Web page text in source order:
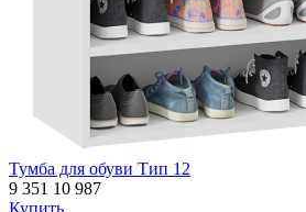
Тумба для обуви Тип 12
9 351 10 987
Купить